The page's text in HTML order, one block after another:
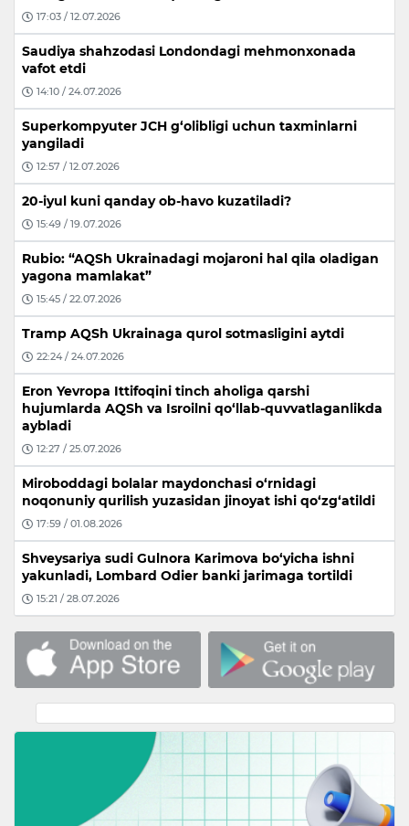
17:03 / 12.07.2026
Saudiya shahzodasi Londondagi mehmonxonada
vafot etdi
14:10 / 24.07.2026
Superkompyuter JCH g‘olibligi uchun taxminlarni
yangiladi
12:57 / 12.07.2026
20-iyul kuni qanday ob-havo kuzatiladi?
15:49 / 19.07.2026
Rubio: “AQSh Ukrainadagi mojaroni hal qila oladigan
yagona mamlakat”
15:45 / 22.07.2026
Tramp AQSh Ukrainaga qurol sotmasligini aytdi
22:24 / 24.07.2026
Eron Yevropa Ittifoqini tinch aholiga qarshi
hujumlarda AQSh va Isroilni qo‘llab-quvvatlaganlikda
aybladi
12:27 / 25.07.2026
Miroboddagi bolalar maydonchasi o‘rnidagi
noqonuniy qurilish yuzasidan jinoyat ishi qo‘zg‘atildi
17:59 / 01.08.2026
Shveysariya sudi Gulnora Karimova bo‘yicha ishni
yakunladi, Lombard Odier banki jarimaga tortildi
15:21 / 28.07.2026